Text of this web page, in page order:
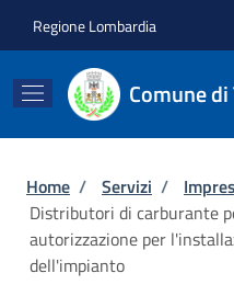
Regione Lombardia
Comune
Briciole di
Home / Servizi /
Distributori di carburante
autorizzazione per
dell'impianto